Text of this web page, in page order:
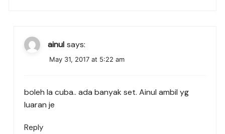
ainul says:
May 31, 2017 at 5:22 am
boleh la cuba.. ada banyak set. Ainul ambil yg
luaran je
Reply